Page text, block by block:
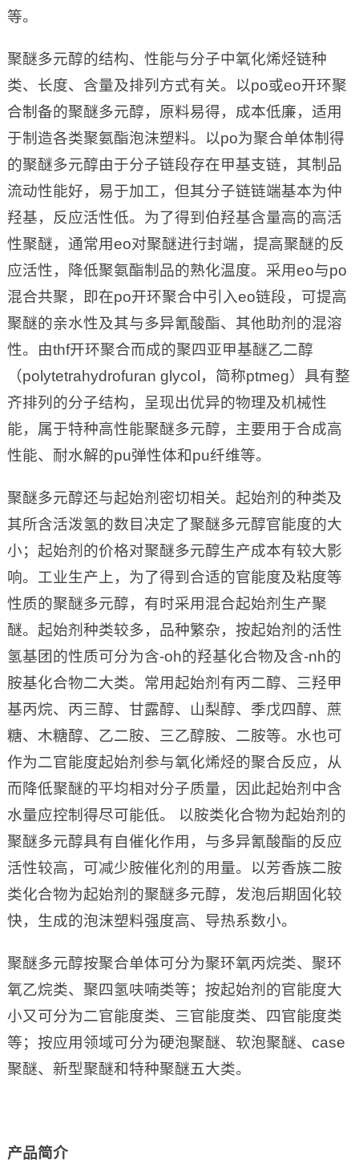
等。
聚醚多元醇的结构、性能与分子中氧化烯烃链种
类、长度、含量及排列方式有关。以po或eo开环聚
合制备的聚醚多元醇，原料易得，成本低廉，适用
于制造各类聚氨酯泡沫塑料。以po为聚合单体制得
的聚醚多元醇由于分子链段存在甲基支链，其制品
流动性能好，易于加工，但其分子链链端基本为仲
羟基，反应活性低。为了得到伯羟基含量高的高活
性聚醚，通常用eo对聚醚进行封端，提高聚醚的反
应活性，降低聚氨酯制品的熟化温度。采用eo与po
混合共聚，即在po开环聚合中引入eo链段，可提高
聚醚的亲水性及其与多异氰酸酯、其他助剂的混溶
性。由thf开环聚合而成的聚四亚甲基醚乙二醇
（polytetrahydrofuran glycol，简称ptmeg）具有整
齐排列的分子结构，呈现出优异的物理及机械性
能，属于特种高性能聚醚多元醇，主要用于合成高
性能、耐水解的pu弹性体和pu纤维等。
聚醚多元醇还与起始剂密切相关。起始剂的种类及
其所含活泼氢的数目决定了聚醚多元醇官能度的大
小；起始剂的价格对聚醚多元醇生产成本有较大影
响。工业生产上，为了得到合适的官能度及粘度等
性质的聚醚多元醇，有时采用混合起始剂生产聚
醚。起始剂种类较多，品种繁杂，按起始剂的活性
氢基团的性质可分为含-oh的羟基化合物及含-nh的
胺基化合物二大类。常用起始剂有丙二醇、三羟甲
基丙烷、丙三醇、甘露醇、山梨醇、季戊四醇、蔗
糖、木糖醇、乙二胺、三乙醇胺、二胺等。水也可
作为二官能度起始剂参与氧化烯烃的聚合反应，从
而降低聚醚的平均相对分子质量，因此起始剂中含
水量应控制得尽可能低。 以胺类化合物为起始剂的
聚醚多元醇具有自催化作用，与多异氰酸酯的反应
活性较高，可减少胺催化剂的用量。以芳香族二胺
类化合物为起始剂的聚醚多元醇，发泡后期固化较
快，生成的泡沫塑料强度高、导热系数小。
聚醚多元醇按聚合单体可分为聚环氧丙烷类、聚环
氧乙烷类、聚四氢呋喃类等；按起始剂的官能度大
小又可分为二官能度类、三官能度类、四官能度类
等；按应用领域可分为硬泡聚醚、软泡聚醚、case
聚醚、新型聚醚和特种聚醚五大类。
产品简介